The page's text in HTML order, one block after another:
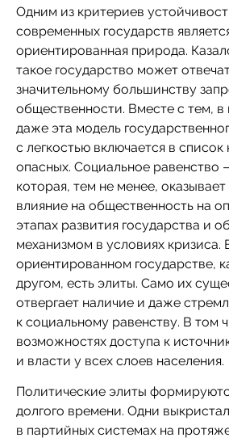
Одним из критериев
современных государств
ориентированная природа.
такое государство может
значительному большинству
общественности. Вместе с тем,
даже эта модель
с легкостью включается в список
опасных. Социальное равенство
которая, тем не менее,
влияние на общественность на
этапах развития государства и
механизмом в условиях кризиса.
ориентированном государстве,
другом, есть элиты. Само их
отвергает наличие и даже
к социальному равенству. В том
возможностях доступа к
и власти у всех слоев населения.
Политические элиты
долгого времени. Одни
в партийных системах на